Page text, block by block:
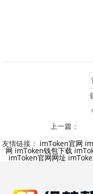
上一篇：
友情链接： imToken官网
网 imToken钱包下载
imToken官网网址